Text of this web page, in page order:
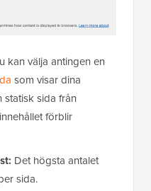
kan välja antingen en
som visar dina
statisk sida från
förblir
Det högsta antalet
sida.